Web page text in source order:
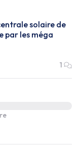
solaire de
par les méga
1